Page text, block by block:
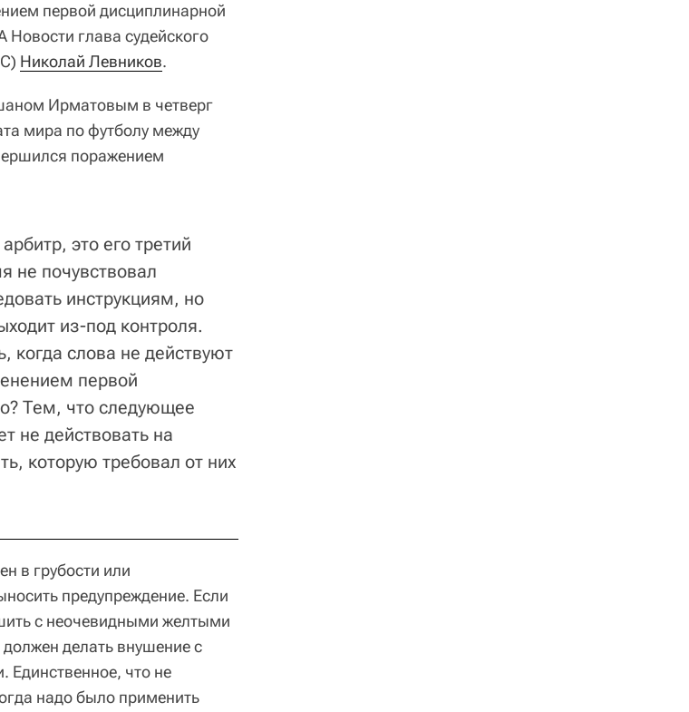
первой дисциплинарной
глава судейского
Николай Левников.
Ирматовым в четверг
мира по футболу между
поражением
это его третий
не почувствовал
инструкциям, но
из-под контроля.
когда слова не действуют
первой
Тем, что следующее
не действовать на
которую требовал от них
в грубости или
предупреждение. Если
с неочевидными желтыми
делать внушение с
Единственное, что не
надо было применить